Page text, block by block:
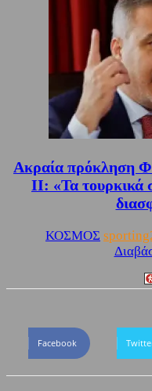
Ακραία πρόκληση
ΙΙ: «Τα
ΚΟΣΜΟΣ
Facebook